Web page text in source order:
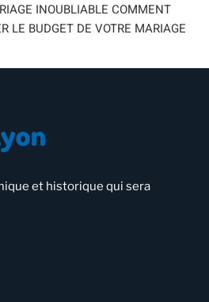
INOUBLIABLE COMMENT
LE BUDGET DE VOTRE MARIAGE
et historique qui sera